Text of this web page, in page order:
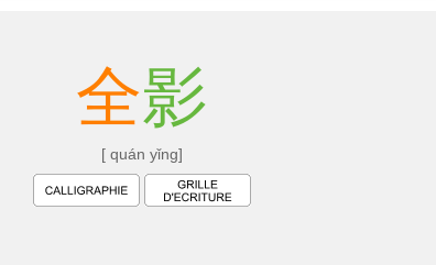
全影
[ quán yǐng]